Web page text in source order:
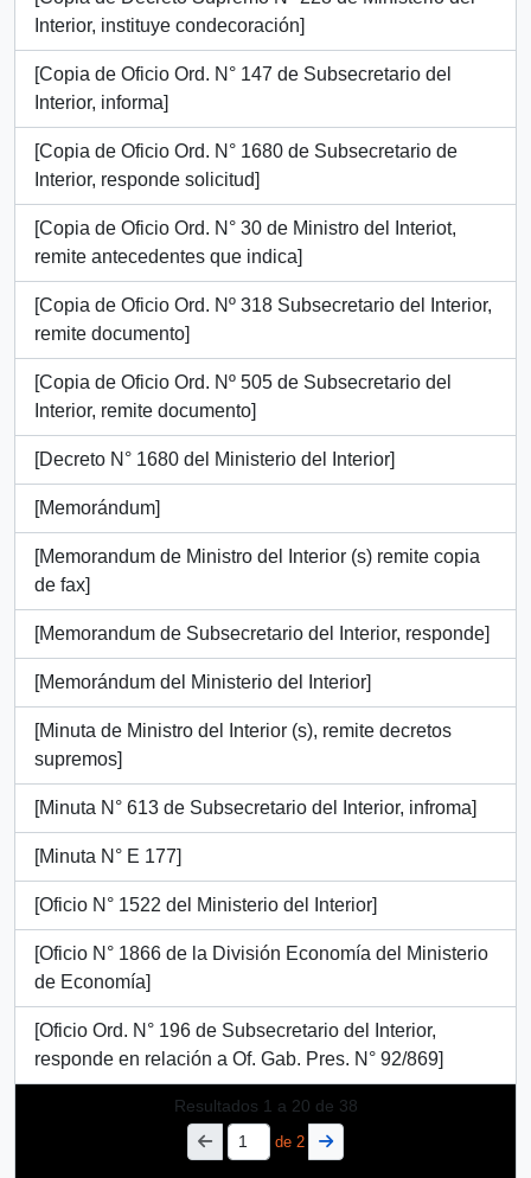
Interior, instituye condecoración]
[Copia de Oficio Ord. N° 147 de Subsecretario del
Interior, informa]
[Copia de Oficio Ord. N° 1680 de Subsecretario de
Interior, responde solicitud]
[Copia de Oficio Ord. N° 30 de Ministro del Interiot,
remite antecedentes que indica]
[Copia de Oficio Ord. Nº 318 Subsecretario del Interior,
remite documento]
[Copia de Oficio Ord. Nº 505 de Subsecretario del
Interior, remite documento]
[Decreto N° 1680 del Ministerio del Interior]
[Memorándum]
[Memorandum de Ministro del Interior (s) remite copia
de fax]
[Memorandum de Subsecretario del Interior, responde]
[Memorándum del Ministerio del Interior]
[Minuta de Ministro del Interior (s), remite decretos
supremos]
[Minuta N° 613 de Subsecretario del Interior, infroma]
[Minuta N° E 177]
[Oficio N° 1522 del Ministerio del Interior]
[Oficio N° 1866 de la División Economía del Ministerio
de Economía]
[Oficio Ord. N° 196 de Subsecretario del Interior,
responde en relación a Of. Gab. Pres. N° 92/869]
Resultados 1 a 20 de 38
de 2